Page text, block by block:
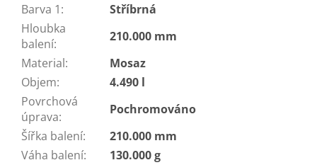
Barva 1:
Stříbrná
Hloubka
balení:
210.000 mm
Material:
Mosaz
Objem:
4.490 l
Povrchová
úprava:
Pochromováno
Šířka balení:
210.000 mm
Váha balení:
130.000 g